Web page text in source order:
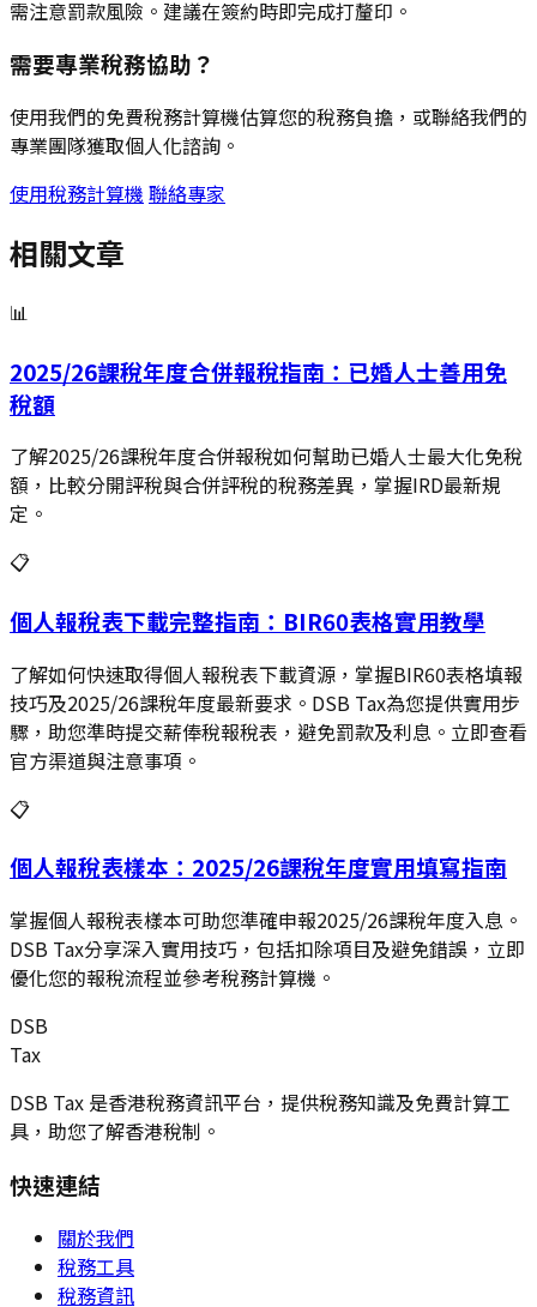
需注意罰款風險。建議在簽約時即完成打釐印。
需要專業稅務協助？
使用我們的免費稅務計算機估算您的稅務負擔，或聯絡我們的
專業團隊獲取個人化諮詢。
使用稅務計算機 聯絡專家
相關文章
📊
2025/26課稅年度合併報稅指南：已婚人士善用免
稅額
了解2025/26課稅年度合併報稅如何幫助已婚人士最大化免稅
額，比較分開評稅與合併評稅的稅務差異，掌握IRD最新規
定。
📋
個人報稅表下載完整指南：BIR60表格實用教學
了解如何快速取得個人報稅表下載資源，掌握BIR60表格填報
技巧及2025/26課稅年度最新要求。DSB Tax為您提供實用步
驟，助您準時提交薪俸稅報稅表，避免罰款及利息。立即查看
官方渠道與注意事項。
📋
個人報稅表樣本：2025/26課稅年度實用填寫指南
掌握個人報稅表樣本可助您準確申報2025/26課稅年度入息。
DSB Tax分享深入實用技巧，包括扣除項目及避免錯誤，立即
優化您的報稅流程並參考稅務計算機。
DSB
Tax
DSB Tax 是香港稅務資訊平台，提供稅務知識及免費計算工
具，助您了解香港稅制。
快速連結
關於我們
稅務工具
稅務資訊